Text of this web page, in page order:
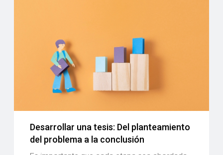
Desarrollar una tesis: Del planteamiento
del problema a la conclusión